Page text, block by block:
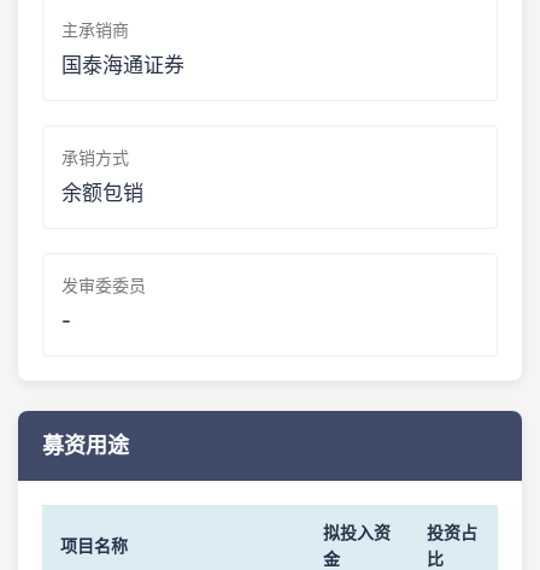
主承销商
国泰海通证券
承销方式
余额包销
发审委委员
-
募资用途
项目名称
拟投入资
金
投资占
比